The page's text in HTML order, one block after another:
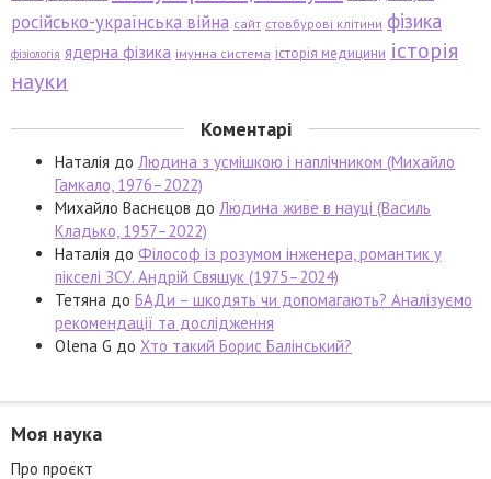
російсько-українська війна сайт стовбурові клітини фізика
фізіологія ядерна фізика імунна система історія медицини історія
науки
Коментарі
Наталія до Людина з усмішкою і наплічником (Михайло
Гамкало, 1976–2022)
Михайло Васнєцов до Людина живе в науці (Василь
Кладько, 1957–2022)
Наталія до Філософ із розумом інженера, романтик у
пікселі ЗСУ. Андрій Свящук (1975–2024)
Тетяна до БАДи – шкодять чи допомагають? Аналізуємо
рекомендації та дослідження
Olena G до Хто такий Борис Балінський?
Моя наука
Про проєкт